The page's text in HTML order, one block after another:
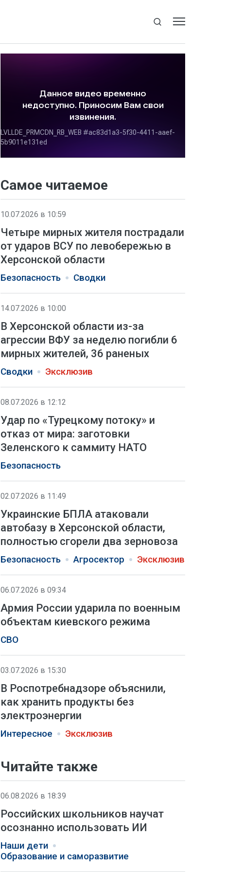
Самое читаемое
10.07.2026 в 10:59
Четыре мирных жителя пострадали
от ударов ВСУ по левобережью в
Херсонской области
Безопасность Сводки
14.07.2026 в 10:00
В Херсонской области из-за
агрессии ВФУ за неделю погибли 6
мирных жителей, 36 раненых
Сводки Эксклюзив
08.07.2026 в 12:12
Удар по «Турецкому потоку» и
отказ от мира: заготовки
Зеленского к саммиту НАТО
Безопасность
02.07.2026 в 11:49
Украинские БПЛА атаковали
автобазу в Херсонской области,
полностью сгорели два зерновоза
Безопасность Агросектор Эксклюзив
06.07.2026 в 09:34
Армия России ударила по военным
объектам киевского режима
СВО
03.07.2026 в 15:30
В Роспотребнадзоре объяснили,
как хранить продукты без
электроэнергии
Интересное Эксклюзив
Читайте также
06.08.2026 в 18:39
Российских школьников научат
осознанно использовать ИИ
Наши дети
Образование и саморазвитие